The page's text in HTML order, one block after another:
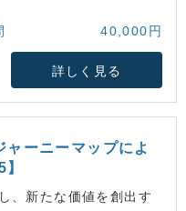
40,000円
詳しく見る
ャーニーマップによ
、新たな価値を創出す